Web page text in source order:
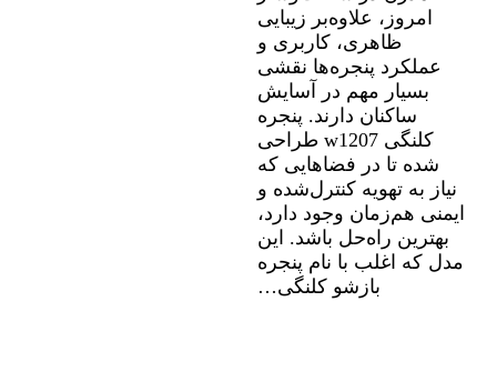
امروز، علاوه‌بر زیبایی
ظاهری، کاربری و
عملکرد پنجره‌ها نقشی
بسیار مهم در آسایش
ساکنان دارند. پنجره
کلنگی w1207 طراحی
شده تا در فضاهایی که
نیاز به تهویه کنترل‌شده و
ایمنی هم‌زمان وجود دارد،
بهترین راه‌حل باشد. این
مدل که اغلب با نام پنجره
بازشو کلنگی…